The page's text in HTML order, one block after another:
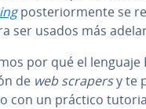
po­s­te­rio­r­me­n­te se
ser usados más
por qué el
de web scrapersy te
con un práctico